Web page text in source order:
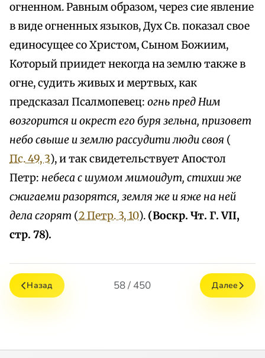
огненном. Равным образом, через сие явление
в виде огненных языков, Дух Св. показал свое
единосущее со Христом, Сыном Божиим,
Который приидет некогда на землю также в
огне, судить живых и мертвых, как
предсказал Псалмопевец: огнь пред Ним
возгорится и окрест его буря зельна, призовет
небо свыше и землю рассудити люди своя (
Пс. 49, 3), и так свидетельствует Апостол
Петр: небеса с шумом мимоидут, стихии же
сжигаеми разорятся, земля же и яже на ней
дела сгорят (2 Петр. 3, 10). (Воскр. Чт. Г. VII,
стр. 78).
Назад 58 / 450 Далее